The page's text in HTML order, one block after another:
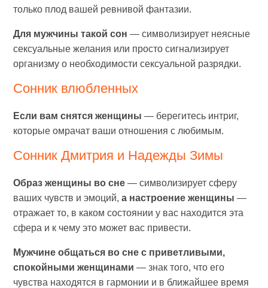
только плод вашей ревнивой фантазии.
Для мужчины такой сон — символизирует неясные
сексуальные желания или просто сигнализирует
организму о необходимости сексуальной разрядки.
Сонник влюбленных
Если вам снятся женщины — берегитесь интриг,
которые омрачат ваши отношения с любимым.
Сонник Дмитрия и Надежды Зимы
Образ женщины во сне — символизирует сферу
ваших чувств и эмоций,а настроение женщины —
отражает то, в каком состоянии у вас находится эта
сфера и к чему это может вас привести.
Мужчине общаться во сне с приветливыми,
спокойными женщинами — знак того, что его
чувства находятся в гармонии и в ближайшее время